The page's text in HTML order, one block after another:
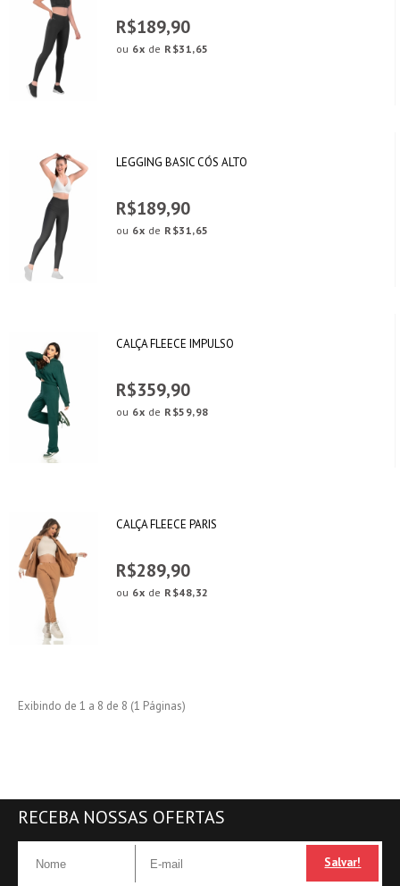
R$189,90
ou 6x de R$31,65
LEGGING BASIC CÓS ALTO
R$189,90
ou 6x de R$31,65
CALÇA FLEECE IMPULSO
R$359,90
ou 6x de R$59,98
CALÇA FLEECE PARIS
R$289,90
ou 6x de R$48,32
Exibindo de 1 a 8 de 8 (1 Páginas)
RECEBA NOSSAS OFERTAS
Salvar!